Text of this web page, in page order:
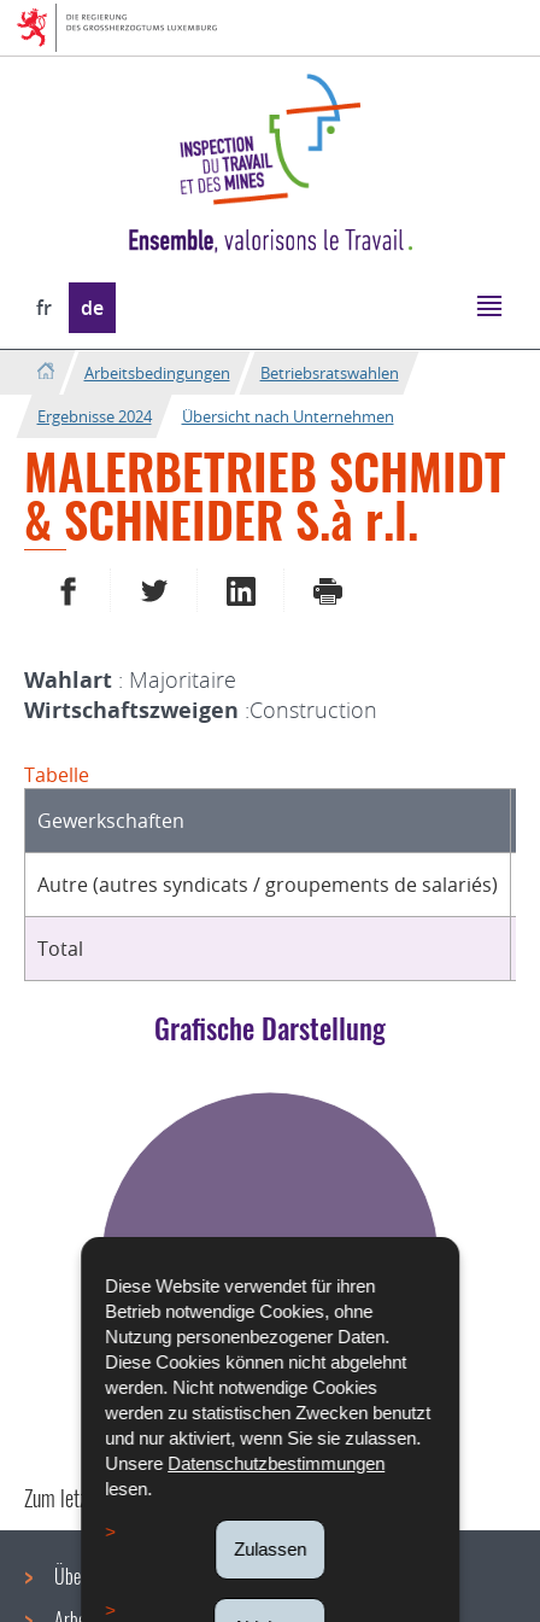
Diese Website verwendet für ihren
Betrieb notwendige Cookies, ohne
Nutzung personenbezogener Daten.
Diese Cookies können nicht abgelehnt
werden. Nicht notwendige Cookies
werden zu statistischen Zwecken benutzt
und nur aktiviert, wenn Sie sie zulassen.
Unsere Datenschutzbestimmungen
lesen.
Zulassen
Zur
Navigation
Zum
Inhalt
Sprache
wechseln
fr de
Arbeitsbedingungen
Betriebsratswahlen
Ergebnisse 2024
Übersicht nach Unternehmen
MALERBETRIEB SCHMIDT
& SCHNEIDER S.à r.l.
AUF FACEBOOK TEILENAUF TWITTER TEILENAUF LINKEDIN TEILEN
DRUCKEN
Wahlart : Majoritaire
Wirtschaftszweigen :Construction
Tabelle
Gewerkschaften
Autre (autres syndicats / groupements de salariés)
Total
Grafische Darstellung
Zum letzten Mal aktualisiert am
Über uns